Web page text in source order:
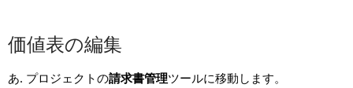
価値表の編集
プロジェクトの請求書管理ツールに移動します。